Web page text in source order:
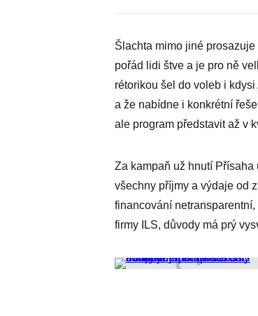
Šlachta mimo jiné prosazuje
pořád lidi štve a je pro ně
rétorikou šel do voleb i
a že nabídne i konkrétní
ale program představit až v
Za kampaň už hnutí
všechny příjmy a výdaje od
financování
firmy ILS, důvody má prý